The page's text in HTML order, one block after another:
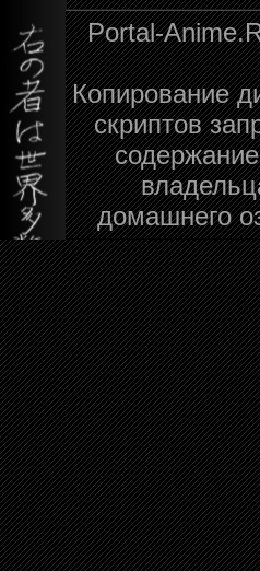
Portal-
Копирование
скриптов
домашнего